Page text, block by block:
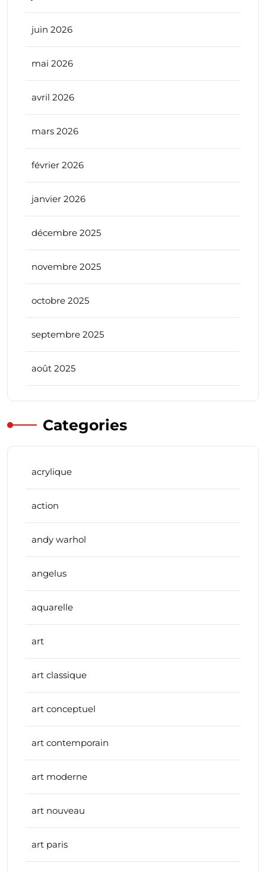
juin 2026
mai 2026
avril 2026
mars 2026
février 2026
janvier 2026
décembre 2025
novembre 2025
octobre 2025
septembre 2025
août 2025
Categories
acrylique
action
andy warhol
angelus
aquarelle
art
art classique
art conceptuel
art contemporain
art moderne
art nouveau
art paris